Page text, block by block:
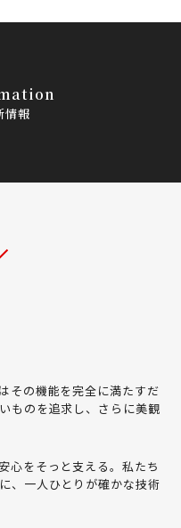
情報
その機能を完全に満たすだ
ものを追求し、さらに美観
心をそっと支える。私たち
、一人ひとりが確かな技術